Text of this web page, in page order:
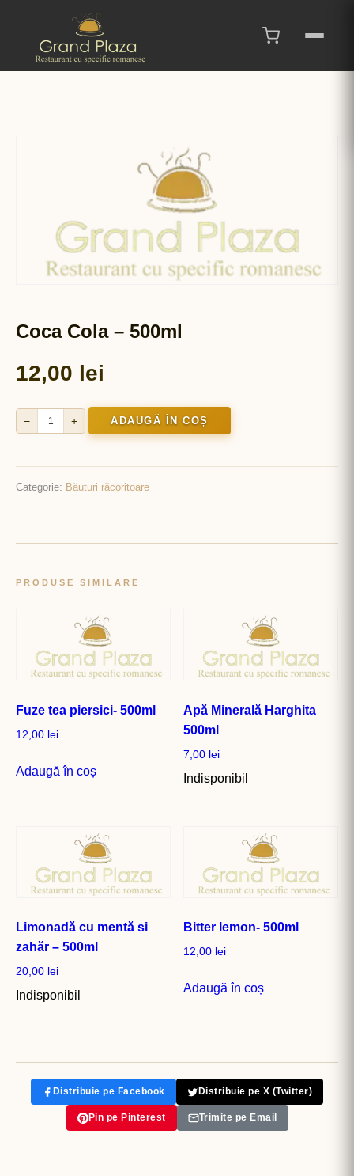
Coca Cola – 500ml
12,00 lei
Cantitate
Cola
-
− + ADAUGĂ ÎN COȘ
Categorie: Băuturi răcoritoare
PRODUSE SIMILARE
Fuze tea piersici- 500ml
12,00 lei
Adaugă în coș
Apă Minerală Harghita
500ml
7,00 lei
Indisponibil
Limonadă cu mentă si
zahăr – 500ml
20,00 lei
Indisponibil
Bitter lemon- 500ml
12,00 lei
Adaugă în coș
Distribuie pe Facebook Distribuie pe X (Twitter)
Pin pe Pinterest Trimite pe Email